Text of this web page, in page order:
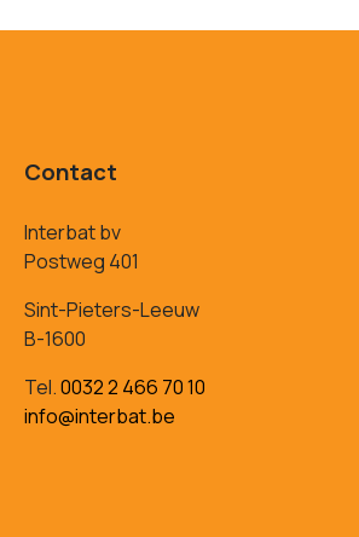
Contact
Interbat bv
Postweg 401
Sint-Pieters-Leeuw
B-1600
Tel.0032 2 466 70 10
info@interbat.be